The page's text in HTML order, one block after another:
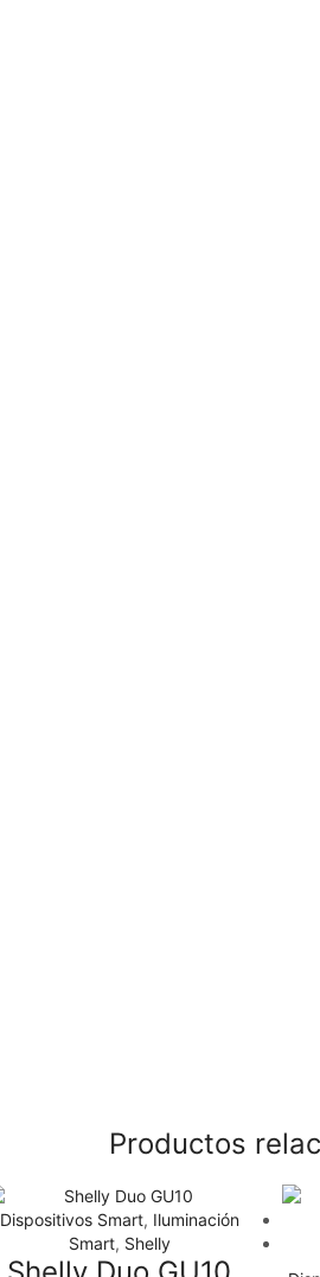
Productos
Dispositivos Smart, Iluminación
Smart, Shelly